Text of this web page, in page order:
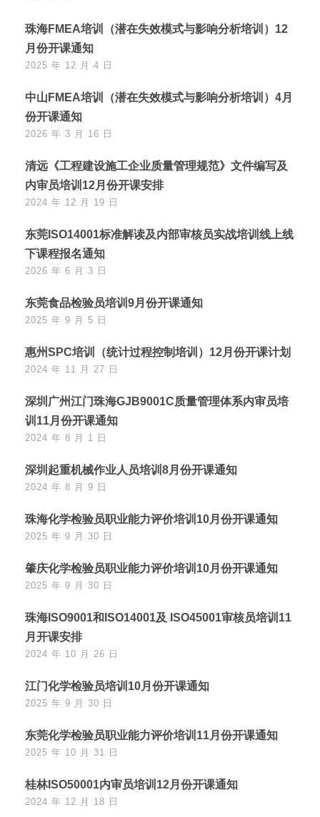
珠海FMEA培训（潜在失效模式与影响分析培训）12
月份开课通知
2025 年 12 月 4 日
中山FMEA培训（潜在失效模式与影响分析培训）4月
份开课通知
2026 年 3 月 16 日
清远《工程建设施工企业质量管理规范》文件编写及
内审员培训12月份开课安排
2024 年 12 月 19 日
东莞ISO14001标准解读及内部审核员实战培训线上线
下课程报名通知
2026 年 6 月 3 日
东莞食品检验员培训9月份开课通知
2025 年 9 月 5 日
惠州SPC培训（统计过程控制培训）12月份开课计划
2024 年 11 月 27 日
深圳广州江门珠海GJB9001C质量管理体系内审员培
训11月份开课通知
2024 年 8 月 1 日
深圳起重机械作业人员培训8月份开课通知
2024 年 8 月 9 日
珠海化学检验员职业能力评价培训10月份开课通知
2025 年 9 月 30 日
肇庆化学检验员职业能力评价培训10月份开课通知
2025 年 9 月 30 日
珠海ISO9001和ISO14001及 ISO45001审核员培训11
月开课安排
2024 年 10 月 26 日
江门化学检验员培训10月份开课通知
2025 年 9 月 30 日
东莞化学检验员职业能力评价培训11月份开课通知
2025 年 10 月 31 日
桂林ISO50001内审员培训12月份开课通知
2024 年 12 月 18 日